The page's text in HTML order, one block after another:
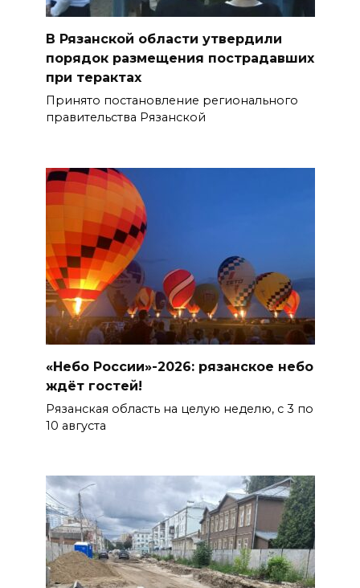
В Рязанской области утвердили
порядок размещения пострадавших
при терактах
Принято постановление регионального
правительства Рязанской
«Небо России»-2026: рязанское небо
ждёт гостей!
Рязанская область на целую неделю, с 3 по
10 августа